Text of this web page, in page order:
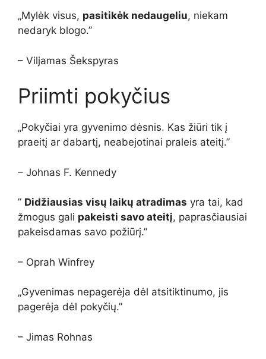
„Mylėk visus, pasitikėk nedaugeliu, niekam
nedaryk blogo.”
– Viljamas Šekspyras
Priimti pokyčius
„Pokyčiai yra gyvenimo dėsnis. Kas žiūri tik į
praeitį ar dabartį, neabejotinai praleis ateitį.”
– Johnas F. Kennedy
” Didžiausias visų laikų atradimas yra tai, kad
žmogus gali pakeisti savo ateitį, paprasčiausiai
pakeisdamas savo požiūrį.”
– Oprah Winfrey
„Gyvenimas nepagerėja dėl atsitiktinumo, jis
pagerėja dėl pokyčių.”
– Jimas Rohnas